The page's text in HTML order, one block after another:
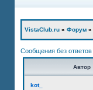
VistaClub.ru » Форум »
Сообщения без ответов
Автор
kot_